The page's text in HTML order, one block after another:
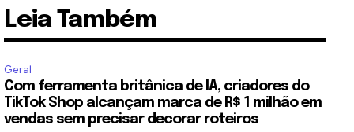
Leia Também
Geral
Com ferramenta britânica de IA, criadores do
TikTok Shop alcançam marca de R$ 1 milhão em
vendas sem precisar decorar roteiros